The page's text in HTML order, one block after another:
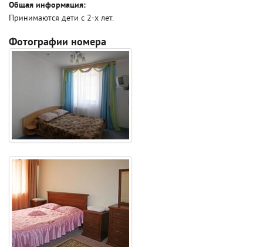
Общая информация:
Принимаются дети с 2-х лет.
Фотографии номера